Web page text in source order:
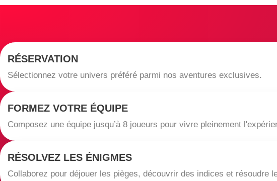
RÉSERVATION
Sélectionnez votre univers préféré parmi nos aventures exclusives.
FORMEZ VOTRE ÉQUIPE
Composez une équipe jusqu’à 8 joueurs pour vivre pleinement
RÉSOLVEZ LES ÉNIGMES
Collaborez pour déjouer les pièges, découvrir des indices et résoudre